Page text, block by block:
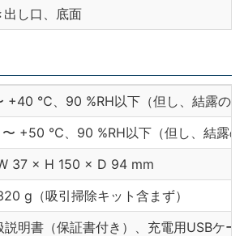
出し口、底面
+40 ℃、90 %RH以下（但し、結露の
+50 ℃、90 %RH以下（但し、結露の
37 × H 150 × D 94 mm
g（吸引掃除キット含まず）
説明書（保証書付き）、充電用USBケ